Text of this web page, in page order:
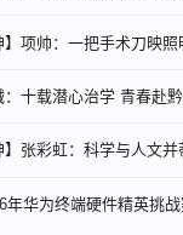
】项帅：一把手术刀映
：十载潜心治学 青春赴
】张彩虹：科学与人文并
年华为终端硬件精英挑